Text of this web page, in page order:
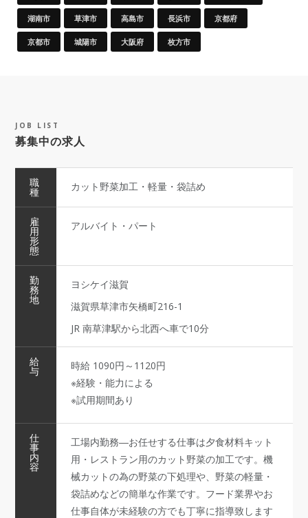
湖南市 草津市 高島市 長浜市 京都府
京都市 城陽市 大阪府 枚方市
JOB LIST
募集中の求人
職
種 カット野菜加工・軽量・袋詰め
雇
用
形
態
アルバイト・パート
勤
務
地
ヨシケイ滋賀
滋賀県草津市矢橋町216-1
JR 南草津駅から北西へ車で10分
給
与
時給 1090円～1120円
※経験・能力による
※試用期間あり
仕
事
内
容
工場内勤務―お任せする仕事は夕食材料キット
用・レストラン用のカット野菜の加工です。機
械カットの為の野菜の下処理や、野菜の軽量・
袋詰めなどの簡単な作業です。フード業界やお
仕事自体が未経験の方でも丁寧に指導致します